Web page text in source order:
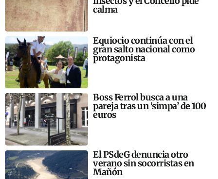
calma
Equiocio continúa con el
gran salto nacional como
protagonista
Boss Ferrol busca a una
pareja tras un ‘simpa’ de 100
euros
El PSdeG denuncia otro
verano sin socorristas en
Mañón